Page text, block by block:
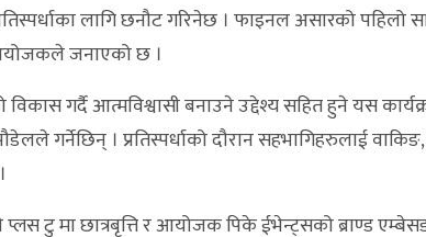
लागि छनौट गरिनेछ । फाइनल असारको पहिलो
जनाएको छ ।
गर्दै आत्मविश्वासी बनाउने उद्देश्य सहित हुने यस
गर्नेछिन् । प्रतिस्पर्धाको दौरान सहभागिहरुलाई
टु मा छात्रबृत्ति र आयोजक पिके ईभेन्ट्सको ब्राण्ड